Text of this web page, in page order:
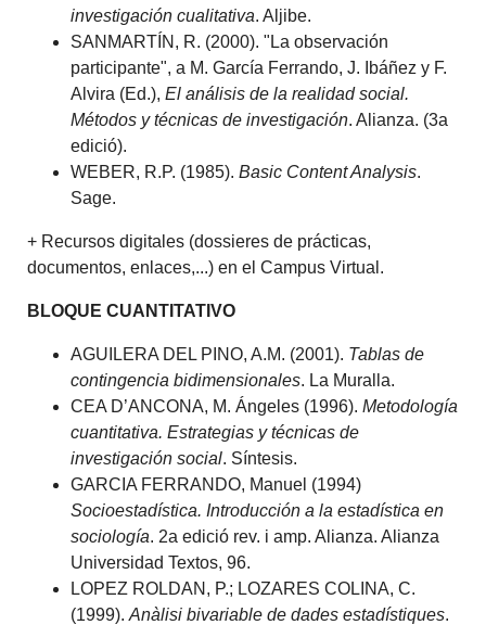
investigación cualitativa. Aljibe.
SANMARTÍN, R. (2000). "La observación
participante", a M. García Ferrando, J. Ibáñez y F.
Alvira (Ed.),El análisis de la realidad social.
Métodos y técnicas de investigación. Alianza. (3a
edició).
WEBER, R.P. (1985).Basic Content Analysis.
Sage.
+ Recursos digitales (dossieres de prácticas,
documentos, enlaces,...) en el Campus Virtual.
BLOQUE CUANTITATIVO
AGUILERA DEL PINO, A.M. (2001). Tablas de
contingencia bidimensionales. La Muralla.
CEA D’ANCONA, M. Ángeles (1996).Metodología
cuantitativa. Estrategias y técnicas de
investigación social. Síntesis.
GARCIA FERRANDO, Manuel (1994)
Socioestadística. Introducción a la estadística en
sociología. 2a edició rev. i amp. Alianza. Alianza
Universidad Textos, 96.
LOPEZ ROLDAN, P.; LOZARES COLINA, C.
(1999).Anàlisi bivariable de dades estadístiques.